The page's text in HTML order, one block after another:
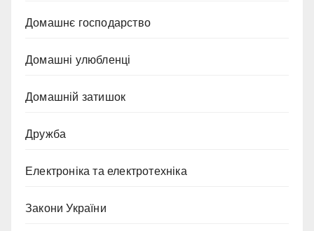
Домашнє господарство
Домашні улюбленці
Домашній затишок
Дружба
Електроніка та електротехніка
Закони України